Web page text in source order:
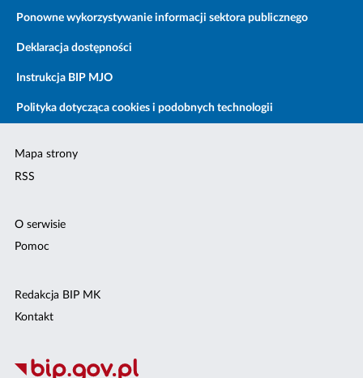
Ponowne wykorzystywanie informacji sektora publicznego
Deklaracja dostępności
Instrukcja BIP MJO
Polityka dotycząca cookies i podobnych technologii
Mapa strony
RSS
O serwisie
Pomoc
Redakcja BIP MK
Kontakt